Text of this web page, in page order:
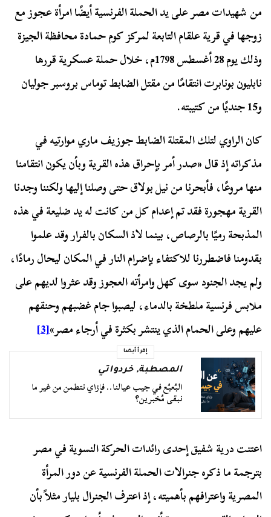
من شهيدات مصر على يد الحملة الفرنسية أيضًا امرأة عجوز مع
زوجها في قرية علقام التابعة لمركز كوم حمادة محافظة الجيزة
وذلك يوم 28 أغسطس 1798م، خلال حملة عسكرية قررها
نابليون بونابرت انتقامًا من مقتل الضابط توماس بروسبر جوليان
و15 جنديًا من كتيبته.
كان الراوي لتلك المقتلة الضابط جوزيف ماري موارتيه في
مذكراته إذ قال «صدر أمر بإحراق هذه القرية وبأن يكون انتقامنا
منها مروعًا، فأبحرنا من نيل بولاق حتى وصلنا إليها ولكننا وجدنا
القرية مهجورة فقد تم إعدام كل من كانت له يد ضليعة في هذه
المذبحة رميًا بالرصاص، بينما لاذ السكان بالفرار وقد علموا
بقدومنا فاضطررنا للاكتفاء بإضرام النار في المكان ليحال رمادًا،
ولم يجد الجنود سوى كهل وامرأته العجوز وقد عثروا لديهم على
ملابس فرنسية ملطخة بالدماء، ليصبوا جام غضبهم وحنقهم
عليهم وعلى الحمام الذي ينتشر بكثرة في أرجاء مصر»[3]
إقرأ أيضا
المصطبة,خردواتي
البُعبُع في جيب عيالنا.. فإزاي نتطمن من غير ما
نبقى مُخبرين؟
اعتنت درية شفيق إحدى رائدات الحركة النسوية في مصر
بترجمة ما ذكره جنرالات الحملة الفرنسية عن دور المرأة
المصرية واعترافهم بأهميته، إذ اعترف الجنرال بليار مثلاً بأن